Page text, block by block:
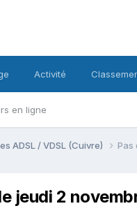
en ligne
Activité
ADSL / VDSL (Cuivre) Pas
jeudi 2